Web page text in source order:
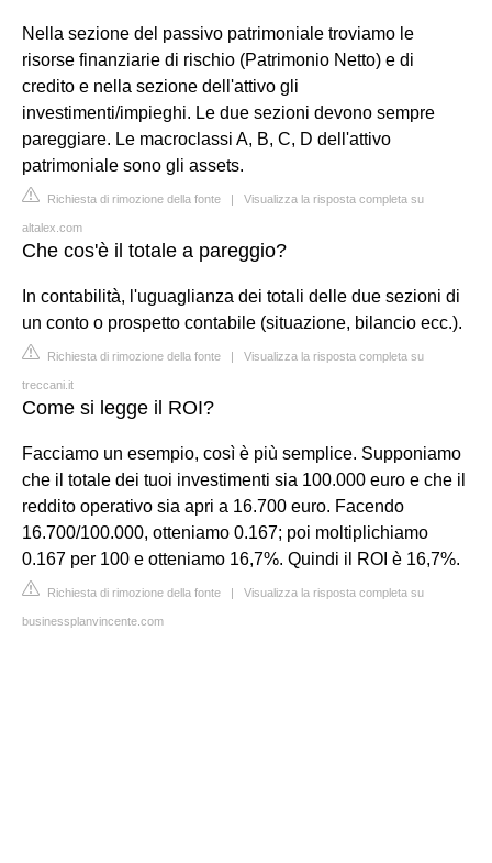
Nella sezione del passivo patrimoniale troviamo le
risorse finanziarie di rischio (Patrimonio Netto) e di
credito e nella sezione dell'attivo gli
investimenti/impieghi. Le due sezioni devono sempre
pareggiare. Le macroclassi A, B, C, D dell'attivo
patrimoniale sono gli assets.
Richiesta di rimozione della fonte | Visualizza la risposta completa su
altalex.com
Che cos'è il totale a pareggio?
In contabilità, l'uguaglianza dei totali delle due sezioni di
un conto o prospetto contabile (situazione, bilancio ecc.).
Richiesta di rimozione della fonte | Visualizza la risposta completa su
treccani.it
Come si legge il ROI?
Facciamo un esempio, così è più semplice. Supponiamo
che il totale dei tuoi investimenti sia 100.000 euro e che il
reddito operativo sia apri a 16.700 euro. Facendo
16.700/100.000, otteniamo 0.167; poi moltiplichiamo
0.167 per 100 e otteniamo 16,7%. Quindi il ROI è 16,7%.
Richiesta di rimozione della fonte | Visualizza la risposta completa su
businessplanvincente.com